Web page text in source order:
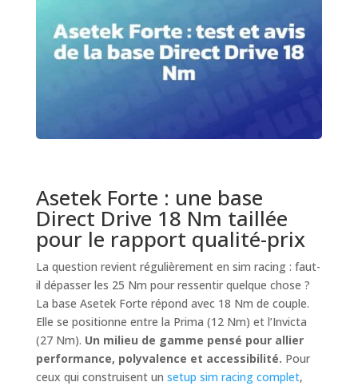
Asetek Forte : une base
Direct Drive 18 Nm taillée
pour le rapport qualité-prix
La question revient régulièrement en sim racing : faut-
il dépasser les 25 Nm pour ressentir quelque chose ?
La base Asetek Forte répond avec 18 Nm de couple.
Elle se positionne entre la Prima (12 Nm) et l’Invicta
(27 Nm). Un milieu de gamme pensé pour allier
performance, polyvalence et accessibilité. Pour
ceux qui construisent un setup sim racing complet,